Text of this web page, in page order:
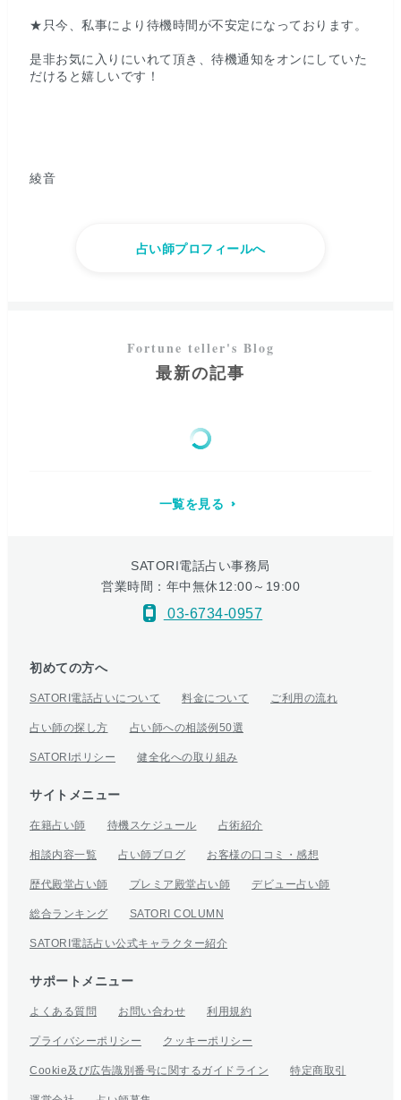
★只今、私事により待機時間が不安定になっております。
是非お気に入りにいれて頂き、待機通知をオンにしていた
だけると嬉しいです！
綾音
占い師プロフィールへ
最新の記事
一覧を見る
SATORI電話占い事務局
営業時間：年中無休12:00～19:00
03-6734-0957
初めての方へ
SATORI電話占いについて 料金について ご利用の流れ
占い師の探し方 占い師への相談例50選
SATORIポリシー 健全化への取り組み
サイトメニュー
在籍占い師 待機スケジュール 占術紹介
相談内容一覧 占い師ブログ お客様の口コミ・感想
歴代殿堂占い師 プレミア殿堂占い師 デビュー占い師
総合ランキング SATORI COLUMN
SATORI電話占い公式キャラクター紹介
サポートメニュー
よくある質問 お問い合わせ 利用規約
プライバシーポリシー クッキーポリシー
Cookie及び広告識別番号に関するガイドライン 特定商取引